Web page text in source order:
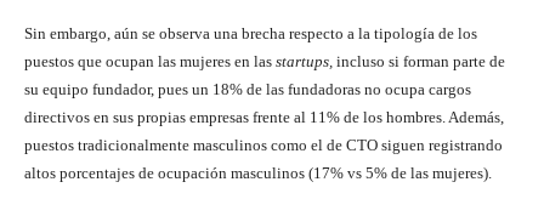
Sin embargo, aún se observa una brecha respecto a la tipología de los
puestos que ocupan las mujeres en las startups, incluso si forman parte de
su equipo fundador, pues un 18% de las fundadoras no ocupa cargos
directivos en sus propias empresas frente al 11% de los hombres. Además,
puestos tradicionalmente masculinos como el de CTO siguen registrando
altos porcentajes de ocupación masculinos (17% vs 5% de las mujeres).